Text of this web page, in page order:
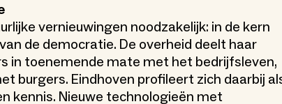
vernieuwingen noodzakelijk: in de kern
de democratie. De overheid deelt haar
in toenemende mate met het bedrijfsleven,
burgers. Eindhoven profileert zich daarbij
kennis. Nieuwe technologieën met